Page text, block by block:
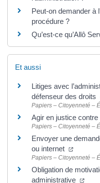
Peut-on demander à
procédure ?
Qu’est-ce qu’Allô
Et aussi
Litiges avec
défenseur des droits
Papiers – Citoyenneté –
Agir en justice contre
Papiers – Citoyenneté –
Envoyer une
ou internet
Papiers – Citoyenneté –
Obligation de
administrative